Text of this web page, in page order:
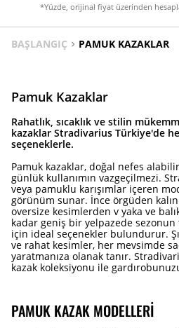
*Yüzde, orijinal fiyat üzerinden
BAŞLANGIÇ PAMUK KAZAKLAR
Pamuk Kazaklar
Rahatlık, sıcaklık ve stilin
kazaklar Stradivarius Türkiye'de
seçeneklerle.
Pamuk kazaklar, doğal nefes
günlük kullanımın vazgeçilmezi.
veya pamuklu karışımlar içeren
görünüm sunar. İnce örgüden
oversize kesimlerden v yaka ve
kadar geniş bir yelpazede
için ideal seçenekler bulundurur.
ve rahat kesimler, her mevsimde
yaratmanıza olanak tanır.
kazak koleksiyonu ile
PAMUK KAZAK MODELLERI